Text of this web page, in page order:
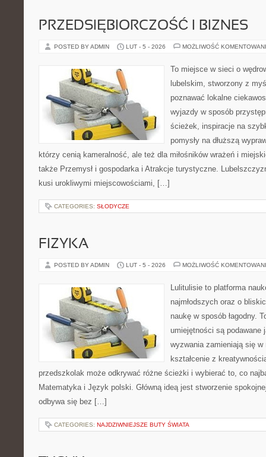
PRZEDSIĘBIORCZOŚĆ I BIZNES
POSTED BY ADMIN LUT - 5 - 2026 MOŻLIWOŚĆ
To miejsce w sieci o
lubelskim, stworzony z
poznawać lokalne
wyjazdy w sposób
ścieżek, inspiracje na
pomysły na dłuższą
którzy cenią kameralność, ale też dla miłośników wrażeń i
także Przemysł i gospodarka i Atrakcje turystyczne.
kusi urokliwymi miejscowościami, […]
CATEGORIES: SŁODYCZE
FIZYKA
POSTED BY ADMIN LUT - 5 - 2026 MOŻLIWOŚĆ
Lulitulisie to platforma
najmłodszych oraz o
naukę w sposób łagodny.
umiejętności są podawane
wyzwania zamieniają się w
kształcenie z
przedszkolak może odkrywać różne ścieżki i wybierać to, co
Matematyka i Język polski. Główną ideą jest stworzenie
odbywa się bez […]
CATEGORIES: NAJDZIWNIEJSZE BUTY ŚWIATA